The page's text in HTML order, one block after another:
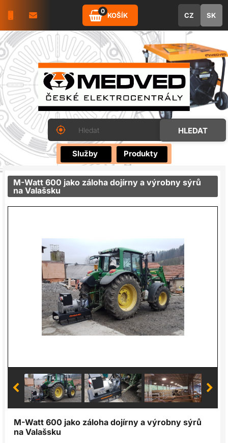
0
KOŠÍK CZ SK
Služby Produkty
M-Watt 600 jako záloha dojírny a výrobny sýrů
na Valašsku
M-Watt 600 jako záloha dojírny a výrobny sýrů
na Valašsku